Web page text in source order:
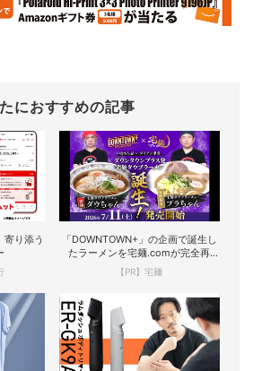
におすすめの記事
寄り添う
「DOWNTOWN+」の企画で誕生し
たラーメンを宅麺.comが完全再
現！
【PR】宅麺